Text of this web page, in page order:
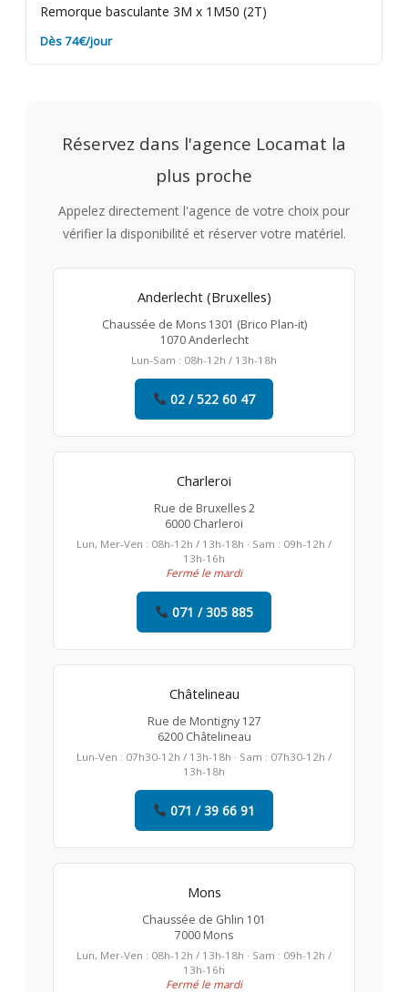
Remorque basculante 3M x 1M50 (2T)
Dès 74€/jour
Réservez dans l'agence Locamat la
plus proche
Appelez directement l'agence de votre choix pour
vérifier la disponibilité et réserver votre matériel.
Anderlecht (Bruxelles)
Chaussée de Mons 1301 (Brico Plan-it)
1070 Anderlecht
Lun-Sam : 08h-12h / 13h-18h
02 / 522 60 47
Charleroi
Rue de Bruxelles 2
6000 Charleroi
Lun, Mer-Ven : 08h-12h / 13h-18h · Sam : 09h-12h /
13h-16h
Fermé le mardi
071 / 305 885
Châtelineau
Rue de Montigny 127
6200 Châtelineau
Lun-Ven : 07h30-12h / 13h-18h · Sam : 07h30-12h /
13h-18h
071 / 39 66 91
Mons
Chaussée de Ghlin 101
7000 Mons
Lun, Mer-Ven : 08h-12h / 13h-18h · Sam : 09h-12h /
13h-16h
Fermé le mardi